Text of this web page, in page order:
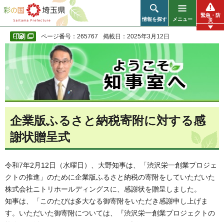
彩の国 埼玉県
情報を探す メニュー
緊急・防
災
ページ番号：265767 掲載日：2025年3月12日
企業版ふるさと納税寄附に対する感
謝状贈呈式
令和7年2月12日（水曜日）、大野知事は、「渋沢栄一創業プロジェ
クトの推進」のために企業版ふるさと納税の寄附をしていただいた
株式会社ニトリホールディングスに、感謝状を贈呈しました。
知事は、「このたびは多大なる御寄附をいただき感謝申し上げま
す。いただいた御寄附については、『渋沢栄一創業プロジェクトの